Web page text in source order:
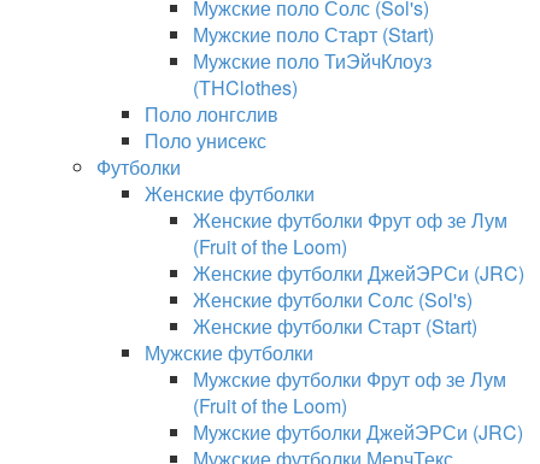
Мужские поло Солс (Sol's)
Мужские поло Старт (Start)
Мужские поло ТиЭйчКлоуз
(THClothes)
Поло лонгслив
Поло унисекс
Футболки
Женские футболки
Женские футболки Фрут оф зе Лум
(Fruit of the Loom)
Женские футболки ДжейЭРСи (JRC)
Женские футболки Солс (Sol's)
Женские футболки Старт (Start)
Мужские футболки
Мужские футболки Фрут оф зе Лум
(Fruit of the Loom)
Мужские футболки ДжейЭРСи (JRC)